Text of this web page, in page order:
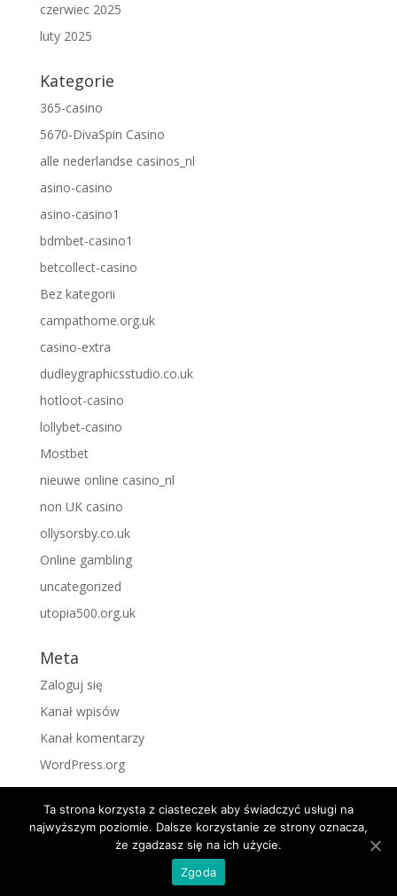
czerwiec 2025
luty 2025
Kategorie
365-casino
5670-DivaSpin Casino
alle nederlandse casinos_nl
asino-casino
asino-casino1
bdmbet-casino1
betcollect-casino
Bez kategorii
campathome.org.uk
casino-extra
dudleygraphicsstudio.co.uk
hotloot-casino
lollybet-casino
Mostbet
nieuwe online casino_nl
non UK casino
ollysorsby.co.uk
Online gambling
uncategorized
utopia500.org.uk
Meta
Zaloguj się
Kanał wpisów
Kanał komentarzy
WordPress.org
Projekt i wdrożenieIntercel Polska
Ta strona korzysta z ciasteczek aby świadczyć usługi na
najwyższym poziomie. Dalsze korzystanie ze strony oznacza,
że zgadzasz się na ich użycie.
Zgoda